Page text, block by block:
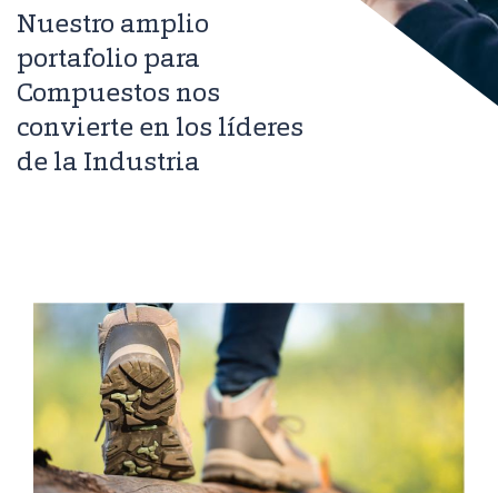
Nuestro amplio
portafolio para
Compuestos nos
convierte en los líderes
de la Industria